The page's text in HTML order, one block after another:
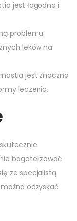
jest łagodna i
problemu.
leków na
jest znaczna
leczenia.
bagatelizować
ze specjalistą.
odzyskać